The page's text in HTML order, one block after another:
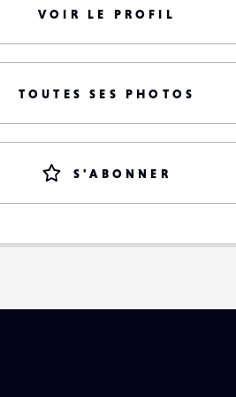
VOIR LE PROFIL
TOUTES SES PHOTOS
S'ABONNER